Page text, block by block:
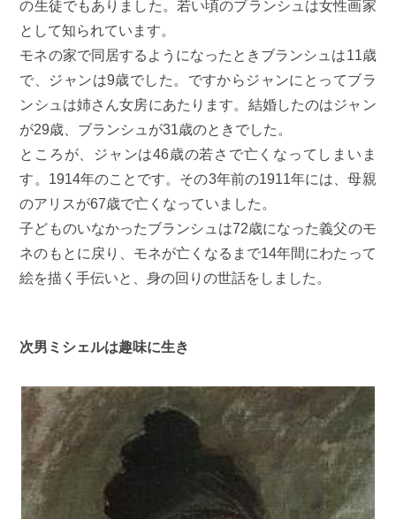
の生徒でもありました。若い頃のブランシュは女性画家
として知られています。
モネの家で同居するようになったときブランシュは11歳
で、ジャンは9歳でした。ですからジャンにとってブラ
ンシュは姉さん女房にあたります。結婚したのはジャン
が29歳、ブランシュが31歳のときでした。
ところが、ジャンは46歳の若さで亡くなってしまいま
す。1914年のことです。その3年前の1911年には、母親
のアリスが67歳で亡くなっていました。
子どものいなかったブランシュは72歳になった義父のモ
ネのもとに戻り、モネが亡くなるまで14年間にわたって
絵を描く手伝いと、身の回りの世話をしました。
次男ミシェルは趣味に生き